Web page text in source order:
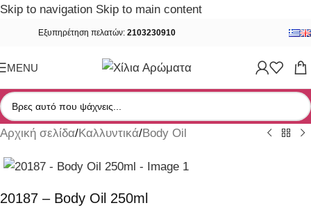
Skip to navigation Skip to main content
Εξυπηρέτηση πελατών: 2103230910
MENU
Αρχική σελίδα/Καλλυντικά/Body Oil
20187 – Body Oil 250ml